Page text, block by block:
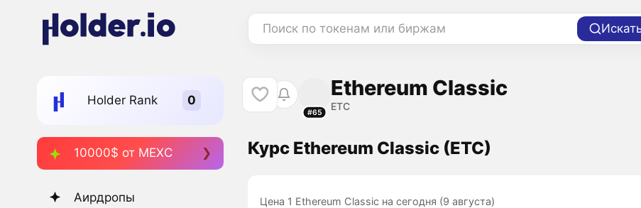
Поиск по токенам или биржам
Holder Rank
10000$ от MEXC
Аирдропы
#65
Ethereum Classic
ETC
Курс Ethereum Classic (ETC)
Цена 1 Ethereum Classic на сегодня (9 августа)